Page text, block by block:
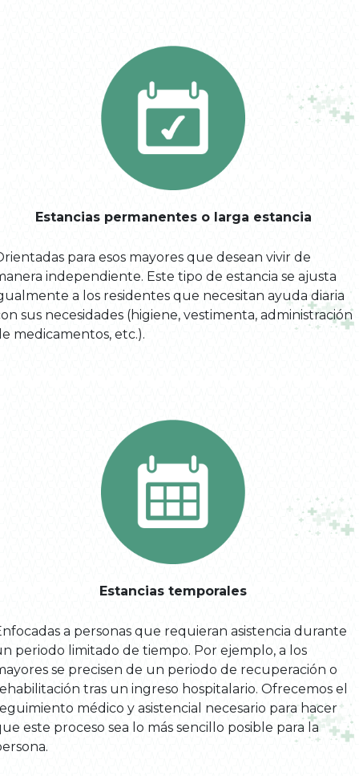
Estancias permanentes o larga estancia
para esos mayores que desean vivir de
independiente. Este tipo de estancia se ajusta
a los residentes que necesitan ayuda diaria
sus necesidades (higiene, vestimenta, administración
medicamentos, etc.).
Estancias temporales
a personas que requieran asistencia durante
periodo limitado de tiempo. Por ejemplo, a los
se precisen de un periodo de recuperación o
tras un ingreso hospitalario. Ofrecemos el
médico y asistencial necesario para hacer
este proceso sea lo más sencillo posible para la